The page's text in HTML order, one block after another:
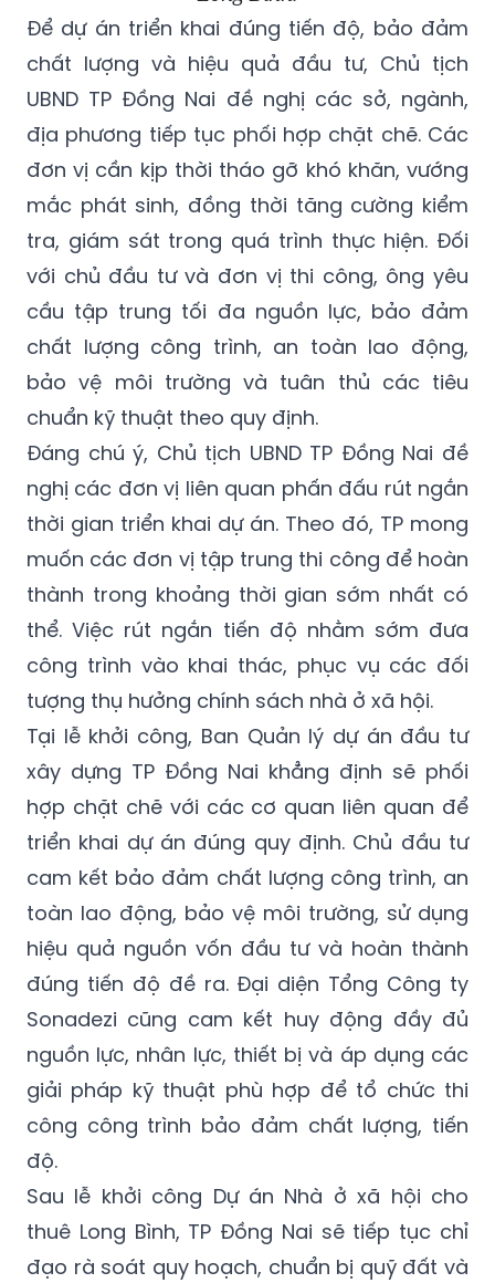
Để dự án triển khai đúng tiến độ, bảo đảm
chất lượng và hiệu quả đầu tư, Chủ tịch
UBND TP Đồng Nai đề nghị các sở, ngành,
địa phương tiếp tục phối hợp chặt chẽ. Các
đơn vị cần kịp thời tháo gỡ khó khăn, vướng
mắc phát sinh, đồng thời tăng cường kiểm
tra, giám sát trong quá trình thực hiện. Đối
với chủ đầu tư và đơn vị thi công, ông yêu
cầu tập trung tối đa nguồn lực, bảo đảm
chất lượng công trình, an toàn lao động,
bảo vệ môi trường và tuân thủ các tiêu
chuẩn kỹ thuật theo quy định.
Đáng chú ý, Chủ tịch UBND TP Đồng Nai đề
nghị các đơn vị liên quan phấn đấu rút ngắn
thời gian triển khai dự án. Theo đó, TP mong
muốn các đơn vị tập trung thi công để hoàn
thành trong khoảng thời gian sớm nhất có
thể. Việc rút ngắn tiến độ nhằm sớm đưa
công trình vào khai thác, phục vụ các đối
tượng thụ hưởng chính sách nhà ở xã hội.
Tại lễ khởi công, Ban Quản lý dự án đầu tư
xây dựng TP Đồng Nai khẳng định sẽ phối
hợp chặt chẽ với các cơ quan liên quan để
triển khai dự án đúng quy định. Chủ đầu tư
cam kết bảo đảm chất lượng công trình, an
toàn lao động, bảo vệ môi trường, sử dụng
hiệu quả nguồn vốn đầu tư và hoàn thành
đúng tiến độ đề ra. Đại diện Tổng Công ty
Sonadezi cũng cam kết huy động đầy đủ
nguồn lực, nhân lực, thiết bị và áp dụng các
giải pháp kỹ thuật phù hợp để tổ chức thi
công công trình bảo đảm chất lượng, tiến
độ.
Sau lễ khởi công Dự án Nhà ở xã hội cho
thuê Long Bình, TP Đồng Nai sẽ tiếp tục chỉ
đạo rà soát quy hoạch, chuẩn bị quỹ đất và